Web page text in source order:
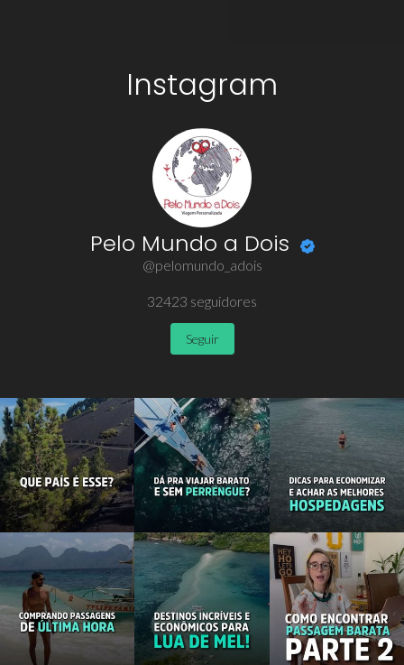
Instagram
Pelo Mundo a Dois
@pelomundo_adois
32423 seguidores
Seguir